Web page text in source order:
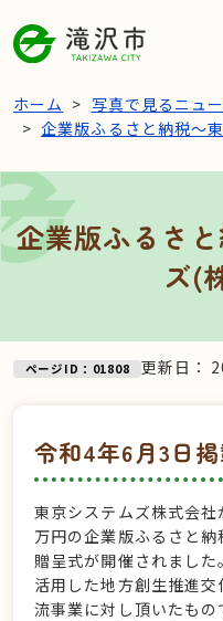
ホーム 写真で見るニュ
企業版ふるさと納税～
企業版ふるさ
ズ(
ページID：01808 更新日：
令和4年6月3日
東京システムズ株式会
万円の企業版ふるさと
贈呈式が開催されまし
活用した地方創生推進
流事業に対し頂いたも